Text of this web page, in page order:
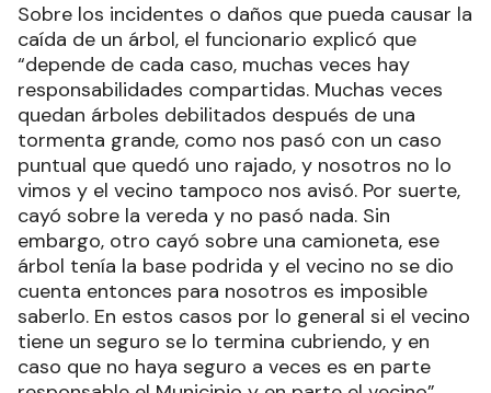
Sobre los incidentes o daños que pueda causar la
caída de un árbol, el funcionario explicó que
“depende de cada caso, muchas veces hay
responsabilidades compartidas. Muchas veces
quedan árboles debilitados después de una
tormenta grande, como nos pasó con un caso
puntual que quedó uno rajado, y nosotros no lo
vimos y el vecino tampoco nos avisó. Por suerte,
cayó sobre la vereda y no pasó nada. Sin
embargo, otro cayó sobre una camioneta, ese
árbol tenía la base podrida y el vecino no se dio
cuenta entonces para nosotros es imposible
saberlo. En estos casos por lo general si el vecino
tiene un seguro se lo termina cubriendo, y en
caso que no haya seguro a veces es en parte